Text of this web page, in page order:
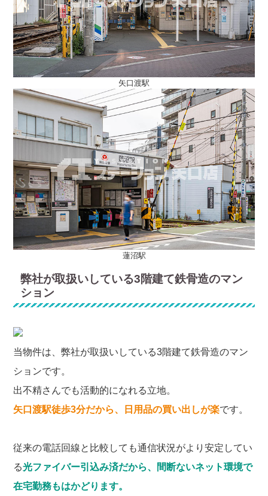
矢口渡駅
蓮沼駅
弊社が取扱いしている3階建て鉄骨造のマン
ション
当物件は、弊社が取扱いしている3階建て鉄骨造のマン
ションです。
出不精さんでも活動的になれる立地。
矢口渡駅徒歩3分だから、日用品の買い出しが楽です。
従来の電話回線と比較しても通信状況がより安定してい
る光ファイバー引込み済だから、間断ないネット環境で
在宅勤務もはかどります。